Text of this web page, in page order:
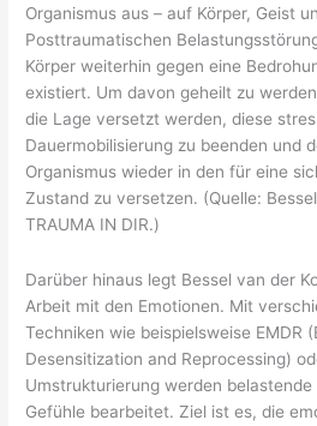
Organismus aus – auf Körper, Geist
Posttraumatischen
Körper weiterhin gegen eine
existiert. Um davon geheilt zu
die Lage versetzt werden, diese
Dauermobilisierung zu beenden und
Organismus wieder in den für eine
Zustand zu versetzen. (Quelle:
TRAUMA IN DIR.)
Darüber hinaus legt Bessel van der
Arbeit mit den Emotionen. Mit
Techniken wie beispielsweise EMDR
Desensitization and Reprocessing)
Umstrukturierung werden belastende
Gefühle bearbeitet. Ziel ist es, die